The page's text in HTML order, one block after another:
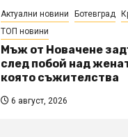
Актуални новини Ботевград
ТОП новини
Мъж от Новачене
след побой над
която съжителства
6 август, 2026